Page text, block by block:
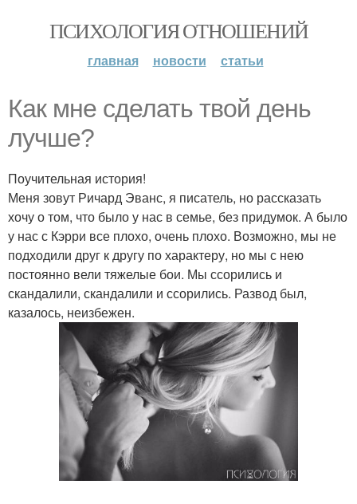
ПСИХОЛОГИЯ ОТНОШЕНИЙ
главная новости статьи
Как мне сделать твой день
лучше?
Поучительная история!
Меня зовут Ричард Эванс, я писатель, но рассказать
хочу о том, что было у нас в семье, без придумок. А было
у нас с Кэрри все плохо, очень плохо. Возможно, мы не
подходили друг к другу по характеру, но мы с нею
постоянно вели тяжелые бои. Мы ссорились и
скандалили, скандалили и ссорились. Развод был,
казалось, неизбежен.